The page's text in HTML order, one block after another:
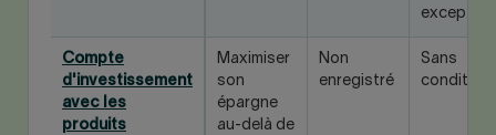
Compte
d'investissement
avec les
produits
Maximiser
son
épargne
au-delà de
Non
enregistré
Sans